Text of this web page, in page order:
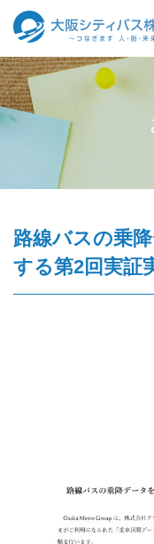
路線バスの乗
する第2回実証